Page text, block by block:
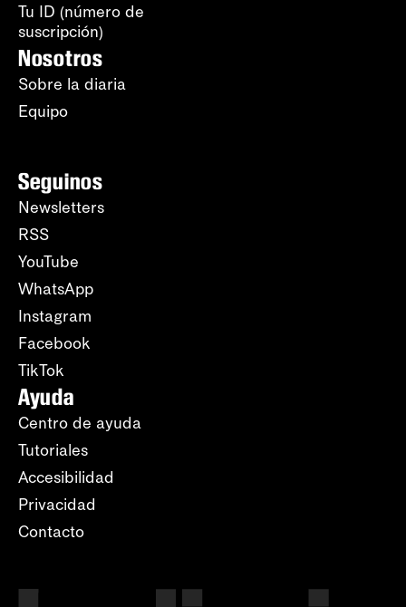
Tu ID (número de
suscripción)
Nosotros
Sobre la diaria
Equipo
Seguinos
Newsletters
RSS
YouTube
WhatsApp
Instagram
Facebook
TikTok
Ayuda
Centro de ayuda
Tutoriales
Accesibilidad
Privacidad
Contacto